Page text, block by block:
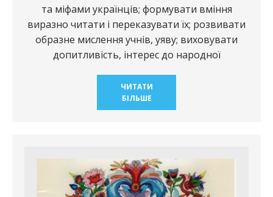
та міфами українців; формувати вміння
виразно читати і переказувати їх; розвивати
образне мислення учнів, уяву; виховувати
допитливість, інтерес до народної
ЧИТАТИ
БІЛЬШЕ